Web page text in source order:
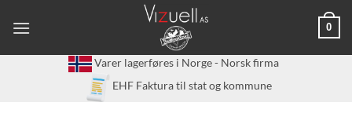
0
Varer lagerføres i Norge - Norsk firma
EHF Faktura til stat og kommune